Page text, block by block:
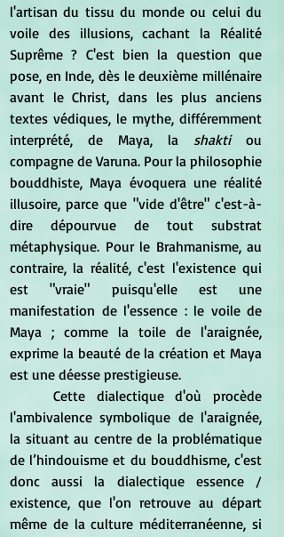
l'artisan du tissu du monde ou celui du
voile des illusions, cachant la Réalité
Suprême ? C'est bien la question que
pose, en Inde, dès le deuxième millénaire
avant le Christ, dans les plus anciens
textes védiques, le mythe, différemment
interprété, de Maya, la shakti ou
compagne de Varuna. Pour la philosophie
bouddhiste, Maya évoquera une réalité
illusoire, parce que "vide d'être" c'est-à-
dire dépourvue de tout substrat
métaphysique. Pour le Brahmanisme, au
contraire, la réalité, c'est l'existence qui
est "vraie" puisqu'elle est une
manifestation de l'essence : le voile de
Maya ; comme la toile de l'araignée,
exprime la beauté de la création et Maya
est une déesse prestigieuse.
l'ambivalence symbolique de l'araignée,
la situant au centre de la problématique
de l’hindouisme et du bouddhisme, c'est
donc aussi la dialectique essence /
existence, que l'on retrouve au départ
même de la culture méditerranéenne, si